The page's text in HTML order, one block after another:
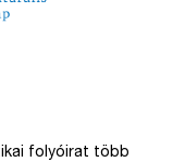
folyóirat több